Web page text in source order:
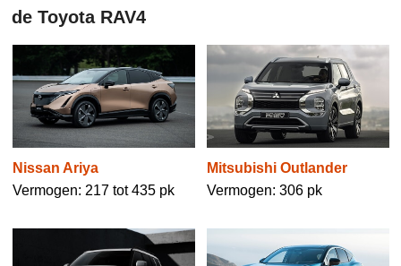
de Toyota RAV4
Nissan Ariya
Vermogen: 217 tot 435 pk
Mitsubishi Outlander
Vermogen: 306 pk